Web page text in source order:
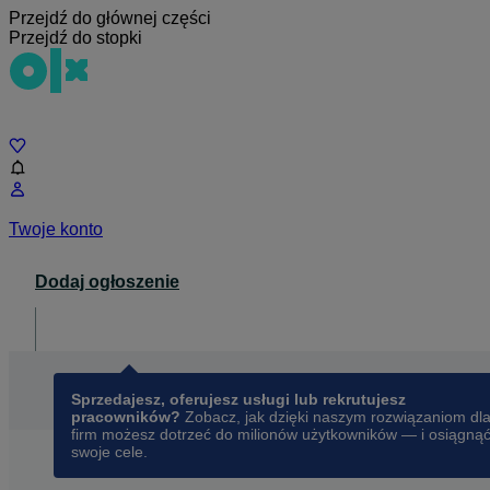
Przejdź do głównej części
Przejdź do stopki
Twoje konto
Dodaj ogłoszenie
Sprzedajesz, oferujesz usługi lub rekrutujesz
pracowników? Zobacz, jak dzięki naszym rozwiązaniom dla
firm możesz dotrzeć do milionów użytkowników — i osiągnąć
swoje cele.